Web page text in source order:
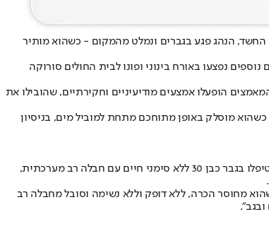
החשד, הנהג פגע בגברים ונמלט מהמקום - כשהוא מותיר
נפצעו באורח בינוני ופונו לבית החולים סורוקה
הופעלו אמצעים מודיעיניים וחקירתיים, שהובילו את
- כשהוא מוסלק באופן מתוחכם מתחת למוביל מים, בניסיון
לפני יומיים התקבל דיווח במוקד 101 של מד"א על הולכי רגל פלסטינים שנפגעו מרכב בשטח פתוח בפזורה סמוך לחרבאת אלעזק. חובשים ופראמדיקים של מד"א טיפלו בגבר כבן 30 ללא סימני חיים עם חבלה רב מערכתית,
חירום במד"א עלה אל הוזייל, שהיה בזירה, סיפר: "קיבלנו דיווח על שלושה הולכי רגל שככל הנראה נפגעו מרכב. כשהגענו למקום ראינו גבר כבן 30 כשהוא מחוסר הכרה, ללא דופק וללא נשימה וסובל מחבלה רב